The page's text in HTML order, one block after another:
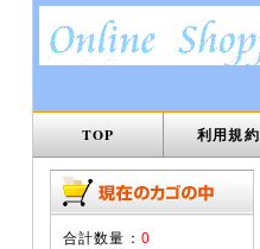
TOP 利用規約
合計数量： 0